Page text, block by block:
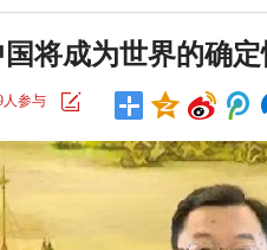
将成为世界的确
人参与